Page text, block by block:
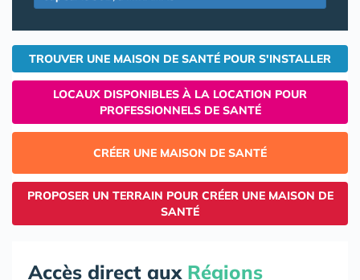
TROUVER UNE MAISON DE SANTÉ POUR S'INSTALLER
LOCAUX DISPONIBLES À LA LOCATION POUR
PROFESSIONNELS DE SANTÉ
CRÉER UNE MAISON DE SANTÉ
PROPOSER UN TERRAIN POUR CRÉER UNE MAISON DE
SANTÉ
Accès direct aux Régions